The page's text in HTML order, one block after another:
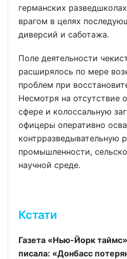
германских
врагом в целях
диверсий и саботажа.
Поле деятельности
расширялось по мере
проблем при
Несмотря на отсутствие
сфере и колоссальную
офицеры оперативно
контрразведывательную
промышленности,
научной среде.
Кстати
Газета «Нью-Йорк
писала: «Донбасс